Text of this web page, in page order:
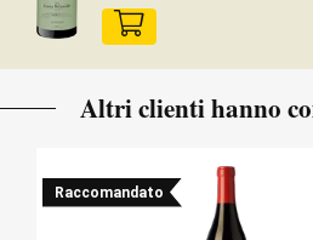
Altri clienti hanno
Raccomandato